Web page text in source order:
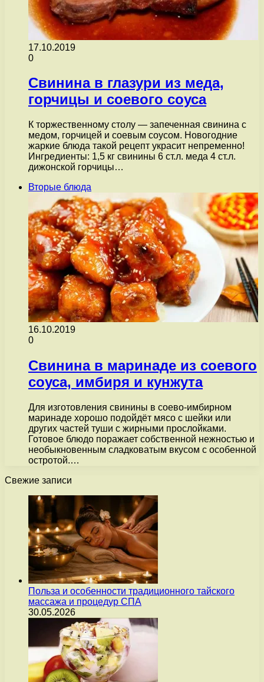
17.10.2019
0
Свинина в глазури из меда,
горчицы и соевого соуса
К торжественному столу — запеченная свинина с
медом, горчицей и соевым соусом. Новогодние
жаркие блюда такой рецепт украсит непременно!
Ингредиенты: 1,5 кг свинины 6 ст.л. меда 4 ст.л.
дижонской горчицы…
Вторые блюда
16.10.2019
0
Свинина в маринаде из соевого
соуса, имбиря и кунжута
Для изготовления свинины в соево-имбирном
маринаде хорошо подойдёт мясо с шейки или
других частей туши с жирными прослойками.
Готовое блюдо поражает собственной нежностью и
необыкновенным сладковатым вкусом с особенной
остротой.…
Свежие записи
Польза и особенности традиционного тайского
массажа и процедур СПА
30.05.2026